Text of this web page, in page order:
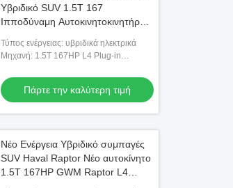
Υβριδικό SUV 1.5T 167
Ιπποδύναμη Αυτοκινητοκινητήρας
μπαταρίας
Τύπος ενέργειας: υβριδικά ηλεκτρικά
Μηχανή: 1.5T 167HP L4 Plug-in
Πάρτε την καλύτερη τιμή
Νέο Ενέργεια Υβριδικό συμπαγές
SUV Haval Raptor Νέο αυτοκίνητο
1.5T 167HP GWM Raptor L4